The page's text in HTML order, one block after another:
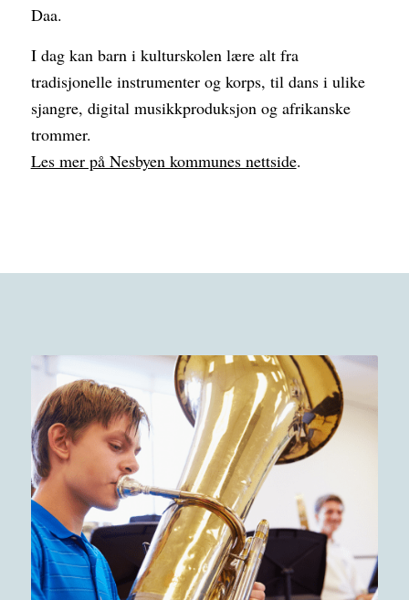
Daa.
I dag kan barn i kulturskolen lære alt fra
tradisjonelle instrumenter og korps, til dans i ulike
sjangre, digital musikkproduksjon og afrikanske
trommer.
Les mer på Nesbyen kommunes nettside.